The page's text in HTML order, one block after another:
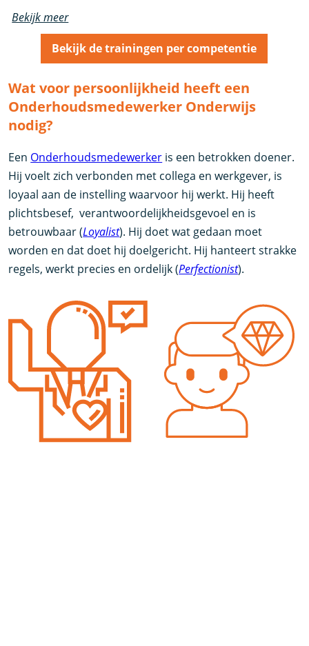
Bekijk meer
Bekijk de trainingen per competentie
Wat voor persoonlijkheid heeft een
Onderhoudsmedewerker Onderwijs
nodig?
Een Onderhoudsmedewerker is een betrokken doener.
Hij voelt zich verbonden met collega en werkgever, is
loyaal aan de instelling waarvoor hij werkt. Hij heeft
plichtsbesef, verantwoordelijkheidsgevoel en is
betrouwbaar (Loyalist). Hij doet wat gedaan moet
worden en dat doet hij doelgericht. Hij hanteert strakke
regels, werkt precies en ordelijk (Perfectionist).